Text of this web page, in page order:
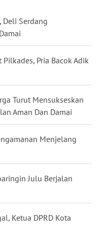
Serdang
Pria Bacok Adik
Turut Mensukseskan
Aman Dan Damai
Menjelang
Julu Berjalan
Ketua DPRD Kota